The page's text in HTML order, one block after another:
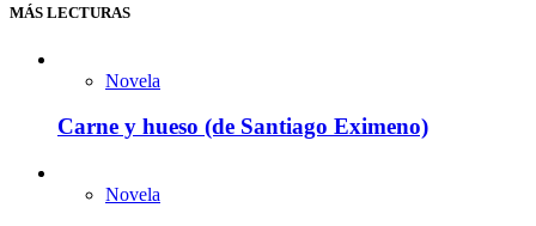
MÁS LECTURAS
Novela
Carne y hueso (de Santiago Eximeno)
Novela